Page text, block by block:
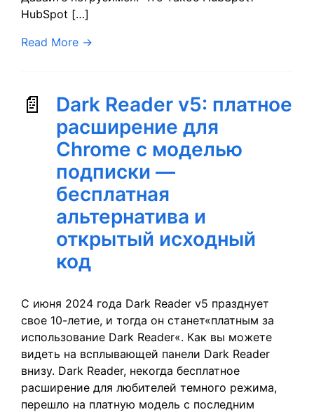
HubSpot […]
Read More →
Dark Reader v5: платное
расширение для
Chrome с моделью
подписки —
бесплатная
альтернатива и
открытый исходный
код
С июня 2024 года Dark Reader v5 празднует
свое 10-летие, и тогда он станет«платным за
использование Dark Reader«. Как вы можете
видеть на всплывающей панели Dark Reader
внизу. Dark Reader, некогда бесплатное
расширение для любителей темного режима,
перешло на платную модель с последним